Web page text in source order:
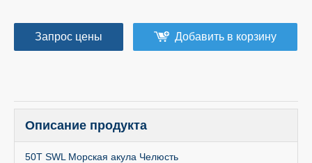
Запрос цены Добавить в корзину
Описание продукта
50T SWL Морская акула Челюсть